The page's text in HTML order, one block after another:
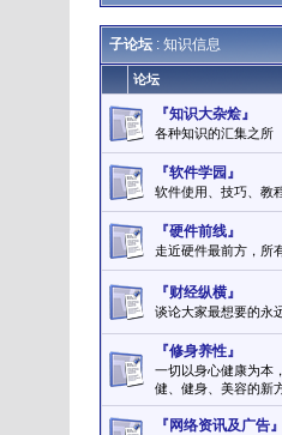
子论坛 : 知识信息
论坛
『知识大杂烩』
各种知识的汇集之所
『软件学园』
软件使用、技巧、教
『硬件前线』
走近硬件最前方，所
『财经纵横』
谈论大家最想要的永
『修身养性』
一切以身心健康为本
健、健身、美容的新
『网络资讯及广告』